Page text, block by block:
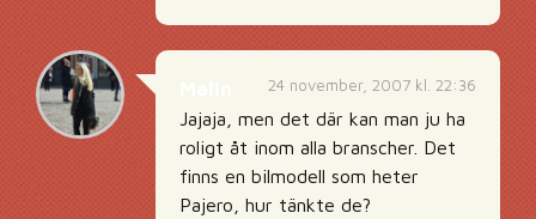
24 november, 2007 kl. 22:36
Jajaja, men det där kan man ju ha
roligt åt inom alla branscher. Det
finns en bilmodell som heter
Pajero, hur tänkte de?